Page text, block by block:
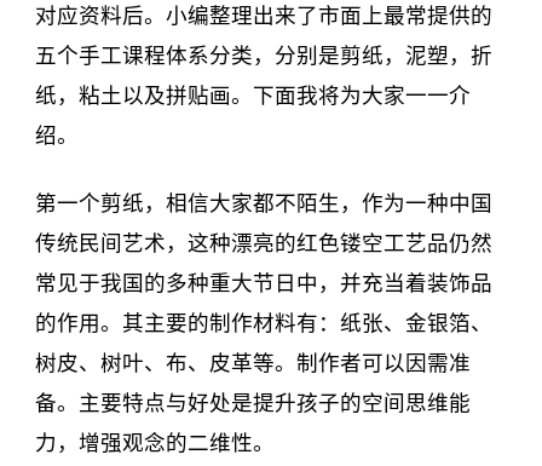
对应资料后。小编整理出来了市面上最常提供的
五个手工课程体系分类，分别是剪纸，泥塑，折
纸，粘土以及拼贴画。下面我将为大家一一介
绍。
第一个剪纸，相信大家都不陌生，作为一种中国
传统民间艺术，这种漂亮的红色镂空工艺品仍然
常见于我国的多种重大节日中，并充当着装饰品
的作用。其主要的制作材料有：纸张、金银箔、
树皮、树叶、布、皮革等。制作者可以因需准
备。主要特点与好处是提升孩子的空间思维能
力，增强观念的二维性。